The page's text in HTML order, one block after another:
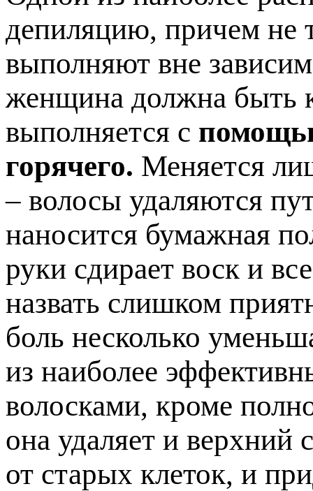
депиляцию, причем не
выполняют вне
женщина должна быть
выполняется с
горячего. Меняется
– волосы удаляются
наносится бумажная
руки сдирает воск и
назвать слишком
боль несколько
из наиболее
волосками, кроме
она удаляет и верхний
от старых клеток, и